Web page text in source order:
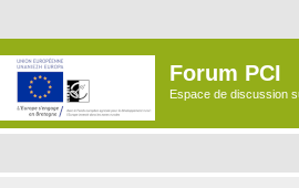
Forum PCI
Espace de discussion